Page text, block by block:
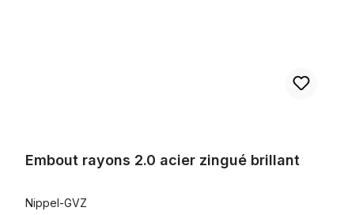
Embout rayons 2.0 acier zingué brillant
Nippel-GVZ